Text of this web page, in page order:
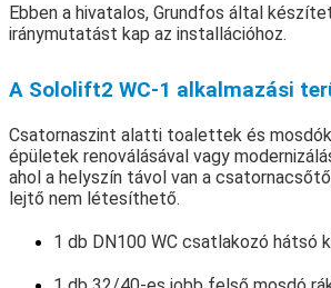
Ebben a hivatalos, Grundfos által
iránymutatást kap az installációhoz.
A Sololift2 WC-1 alkalmazási
Csatornaszint alatti toalettek és
épületek renoválásával vagy
ahol a helyszín távol van a
lejtő nem létesíthető.
1 db DN100 WC csatlakozó hátsó